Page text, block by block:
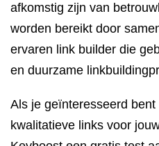
afkomstig zijn van
worden bereikt door
ervaren link builder die
en duurzame
Als je geïnteresseerd
kwalitatieve links voor